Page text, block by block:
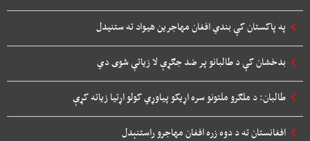
په پاکستان کې بندي افغان مهاجرین هیواد ته ستنیدل
بدخشان کې د طالبانو پر ضد جګړې لا زیاتې شوی دي
طالبان: د ملګرو ملتونو سره اړیکو پیاوړي کولو اړتیا زیاته کړې
افغانستان ته د دوه زره افغان مهاجرو راستنېدل